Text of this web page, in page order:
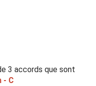
3 accords que sont
- C